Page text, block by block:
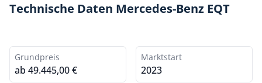
Technische Daten Mercedes-Benz EQT
Grundpreis
ab 49.445,00 €
Marktstart
2023